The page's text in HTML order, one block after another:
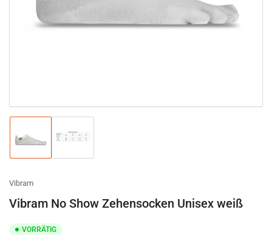
öffnen
Bild
Galerieansicht
Bild
Galerieansicht
Vibram
Vibram No Show Zehensocken Unisex weiß
VORRÄTIG